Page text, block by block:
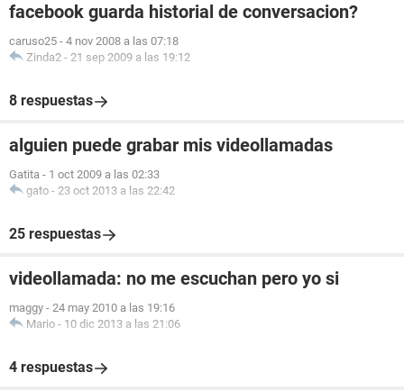
facebook guarda historial de conversacion?
caruso25 - 4 nov 2008 a las 07:18
Zinda2 - 21 sep 2009 a las 19:12
8 respuestas
alguien puede grabar mis videollamadas
Gatita - 1 oct 2009 a las 02:33
gato - 23 oct 2013 a las 22:42
25 respuestas
videollamada: no me escuchan pero yo si
maggy - 24 may 2010 a las 19:16
Mario - 10 dic 2013 a las 21:06
4 respuestas